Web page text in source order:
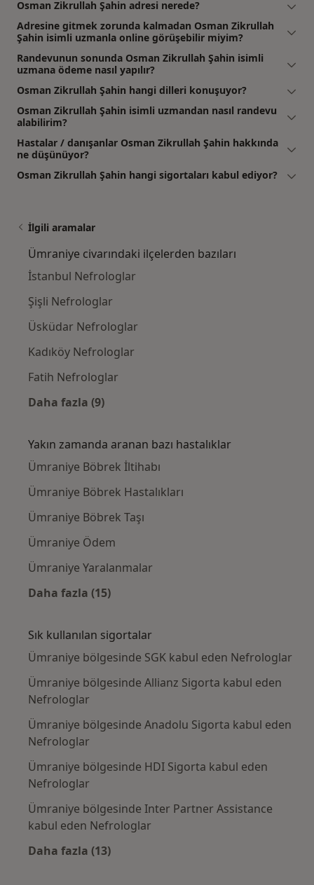
Osman Zikrullah Şahin adresi nerede?
Adresine gitmek zorunda kalmadan Osman Zikrullah
Şahin isimli uzmanla online görüşebilir miyim?
Randevunun sonunda Osman Zikrullah Şahin isimli
uzmana ödeme nasıl yapılır?
Osman Zikrullah Şahin hangi dilleri konuşuyor?
Osman Zikrullah Şahin isimli uzmandan nasıl randevu
alabilirim?
Hastalar / danışanlar Osman Zikrullah Şahin hakkında
ne düşünüyor?
Osman Zikrullah Şahin hangi sigortaları kabul ediyor?
İlgili aramalar
Ümraniye civarındaki ilçelerden bazıları
İstanbul Nefrologlar
Şişli Nefrologlar
Üsküdar Nefrologlar
Kadıköy Nefrologlar
Fatih Nefrologlar
Daha fazla (9)
Yakın zamanda aranan bazı hastalıklar
Ümraniye Böbrek İltihabı
Ümraniye Böbrek Hastalıkları
Ümraniye Böbrek Taşı
Ümraniye Ödem
Ümraniye Yaralanmalar
Daha fazla (15)
Sık kullanılan sigortalar
Ümraniye bölgesinde SGK kabul eden Nefrologlar
Ümraniye bölgesinde Allianz Sigorta kabul eden
Nefrologlar
Ümraniye bölgesinde Anadolu Sigorta kabul eden
Nefrologlar
Ümraniye bölgesinde HDI Sigorta kabul eden
Nefrologlar
Ümraniye bölgesinde Inter Partner Assistance
kabul eden Nefrologlar
Daha fazla (13)